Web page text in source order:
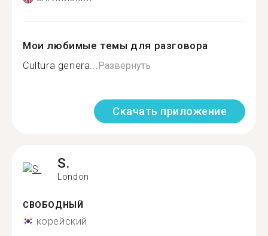
Мои любимые темы для разговора
Cultura genera...Развернуть
Скачать приложение
S.
London
СВОБОДНЫЙ
корейский